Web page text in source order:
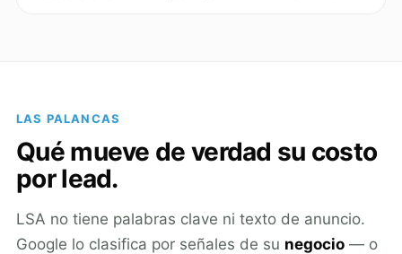
LAS PALANCAS
Qué mueve de verdad su costo
por lead.
LSA no tiene palabras clave ni texto de anuncio.
Google lo clasifica por señales de su negocio — o